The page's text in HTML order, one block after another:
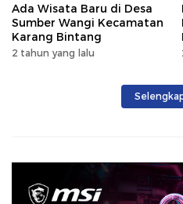
Ada Wisata Baru di Desa
Sumber Wangi Kecamatan
Karang Bintang
2 tahun yang lalu